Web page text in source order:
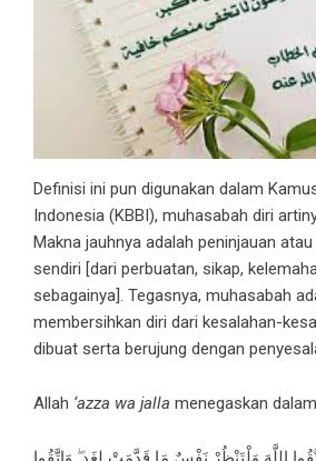
Definisi ini pun digunakan dalam
Indonesia (KBBI), muhasabah diri
Makna jauhnya adalah peninjauan
sendiri [dari perbuatan, sikap,
sebagainya]. Tegasnya, muhasabah
membersihkan diri dari kesalahan-
dibuat serta berujung dengan
Allah ‘azza wa jalla menegaskan